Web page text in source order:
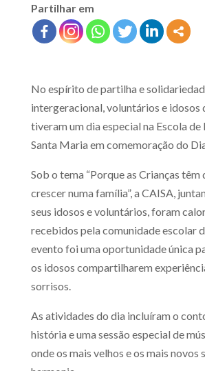
Partilhar em
No espírito de partilha e
intergeracional, voluntários e idosos
tiveram um dia especial na Escola de
Santa Maria em comemoração do
Sob o tema “Porque as Crianças têm
crescer numa família”, a CAISA,
seus idosos e voluntários, foram
recebidos pela comunidade escolar
evento foi uma oportunidade única
os idosos compartilharem
sorrisos.
As atividades do dia incluíram o
história e uma sessão especial de
onde os mais velhos e os mais novos